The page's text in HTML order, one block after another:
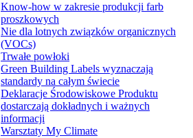
Know-how w zakresie produkcji farb
proszkowych
Nie dla lotnych związków organicznych
(VOCs)
Trwałe powłoki
Green Building Labels wyznaczają
standardy na całym świecie
Deklaracje Środowiskowe Produktu
dostarczają dokładnych i ważnych
informacji
Warsztaty My Climate